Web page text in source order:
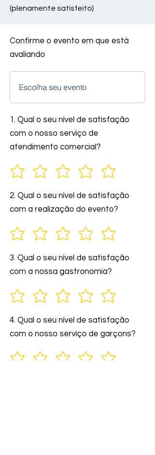
(plenamente satisfeito)
Confirme o evento em que está
avaliando
1. Qual o seu nível de satisfação
com o nosso serviço de
atendimento comercial?
2. Qual o seu nível de satisfação
com a realização do evento?
3. Qual o seu nível de satisfação
com a nossa gastronomia?
4. Qual o seu nível de satisfação
com o nosso serviço de garçons?